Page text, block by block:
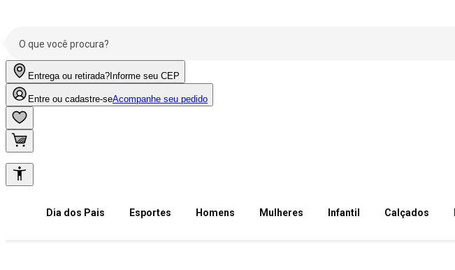
Entrega ou retirada? Informe seu CEP
Entre ou cadastre-seAcompanhe seu pedido
Dia dos Pais Esportes Homens Mulheres Infantil Calçados